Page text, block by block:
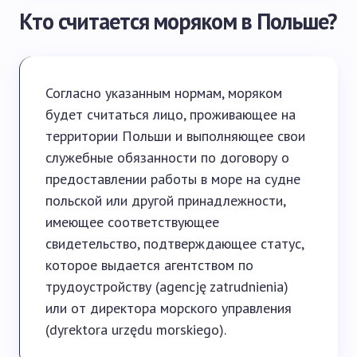
Кто считается моряком в Польше?
Согласно указанным нормам, моряком
будет считаться лицо, проживающее на
территории Польши и выполняющее свои
служебные обязанности по договору о
предоставлении работы в море на судне
польской или другой принадлежности,
имеющее соответствующее
свидетельство, подтверждающее статус,
которое выдается агентством по
трудоустройству (agencję zatrudnienia)
или от директора морского управления
(dyrektora urzędu morskiego).